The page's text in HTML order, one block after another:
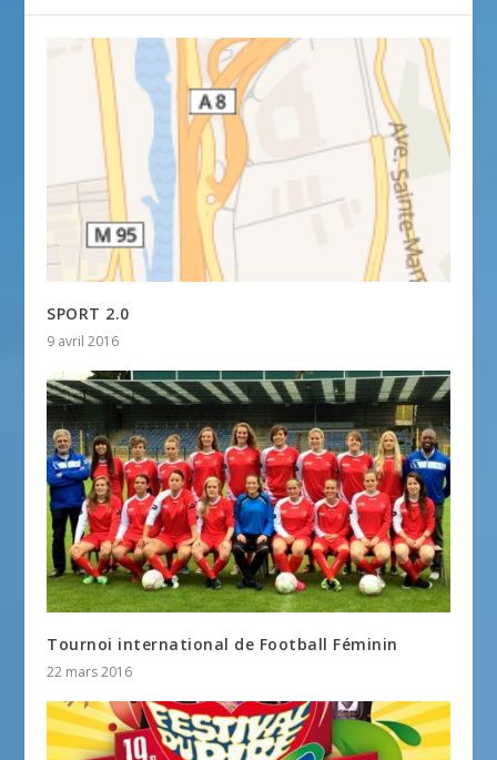
SPORT 2.0
9 avril 2016
Tournoi international de Football Féminin
22 mars 2016